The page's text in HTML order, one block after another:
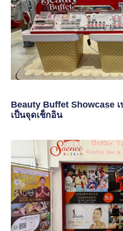
Beauty Buffet Showcase
เป็นจุดเช็กอิน